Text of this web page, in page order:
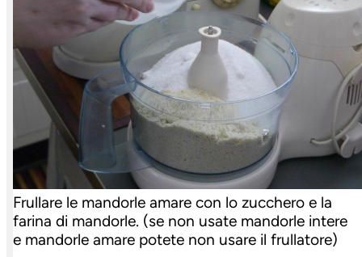
Frullare le mandorle amare con lo zucchero e la
farina di mandorle. (se non usate mandorle intere
e mandorle amare potete non usare il frullatore)